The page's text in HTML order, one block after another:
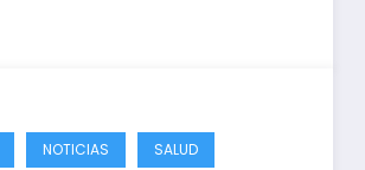
NOTICIAS SALUD